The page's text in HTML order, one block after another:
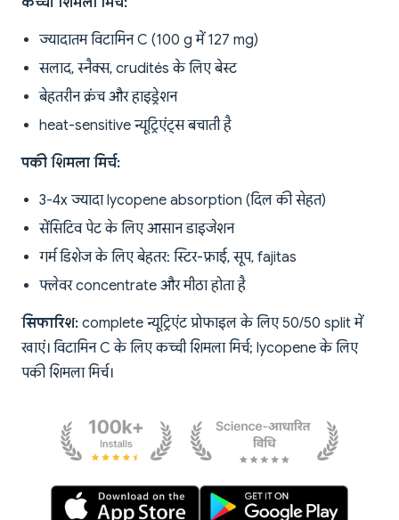
ज्यादातम विटामिन C (100 g में 127 mg)
सलाद, स्नैक्स, crudités के लिए बेस्ट
बेहतरीन क्रंच और हाइड्रेशन
heat-sensitive न्यूट्रिएंट्स बचाती है
पकी शिमला मिर्च:
3-4x ज्यादा lycopene absorption (दिल की सेहत)
सेंसिटिव पेट के लिए आसान डाइजेशन
गर्म डिशेज के लिए बेहतर: स्टिर-फ्राई, सूप, fajitas
फ्लेवर concentrate और मीठा होता है
सिफारिश: complete न्यूट्रिएंट प्रोफाइल के लिए 50/50 split में
खाएं। विटामिन C के लिए कच्ची शिमला मिर्च; lycopene के लिए
पकी शिमला मिर्च।